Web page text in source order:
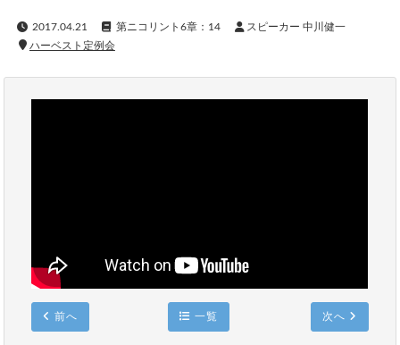
2017.04.21 第ニコリント6章：14
スピーカー 中川健一
ハーベスト定例会
前へ 一覧 次へ